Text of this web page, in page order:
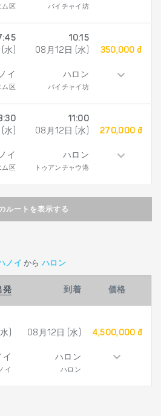
ム区 バイチャイ坊
水)
イ
ム区
10:15
08月12日 (水)
ハロン
バイチャイ坊
350,000 đ
水)
イ
ム区
11:00
08月12日 (水)
ハロン
トゥアンチャウ港
270,000 đ
ルートを表示する
ノイ からハロン
発 到着 価格
)
イ
08月12日 (水)
ハロン
ハロン
4,500,000 đ